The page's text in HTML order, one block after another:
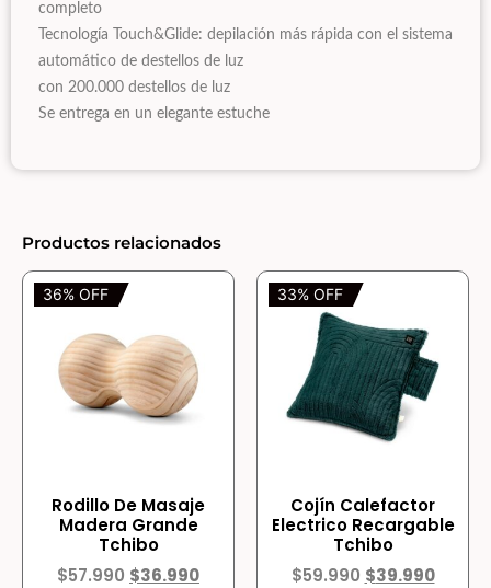
completo
Tecnología Touch&Glide: depilación más rápida con el sistema
automático de destellos de luz
con 200.000 destellos de luz
Se entrega en un elegante estuche
Productos relacionados
36% OFF
Rodillo De Masaje
Madera Grande
Tchibo
$57.990 $36.990
33% OFF
Cojín Calefactor
Electrico Recargable
Tchibo
$59.990 $39.990